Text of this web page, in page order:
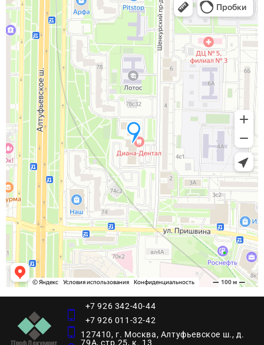
+7 926 342-40-44
+7 926 011-32-42
127410, г. Москва, Алтуфьевское ш., д.
79А, стр.25, к. 13​